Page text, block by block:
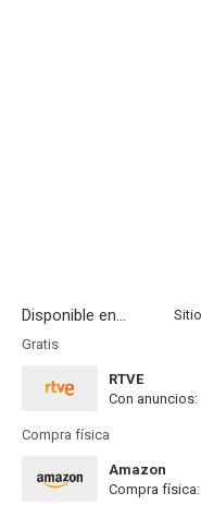
Disponible en...
Gratis
RTVE
Con anuncios:
Compra física
Amazon
Compra física: